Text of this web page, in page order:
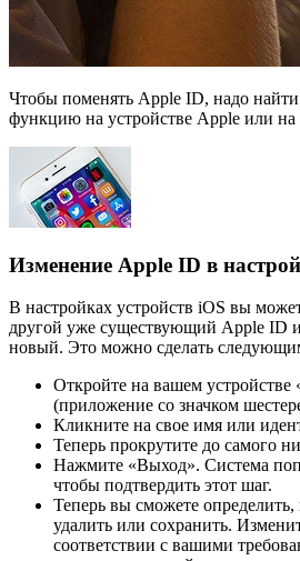
Чтобы поменять Apple ID, надо
функцию на устройстве Apple или на
Изменение Apple ID в
В настройках устройств iOS вы
другой уже существующий Apple ID
новый. Это можно сделать
Откройте на вашем устройстве
(приложение со значком
Кликните на свое имя или
Теперь прокрутите до самого
Нажмите «Выход». Система
чтобы подтвердить этот шаг.
Теперь вы сможете
удалить или сохранить.
соответствии с вашими